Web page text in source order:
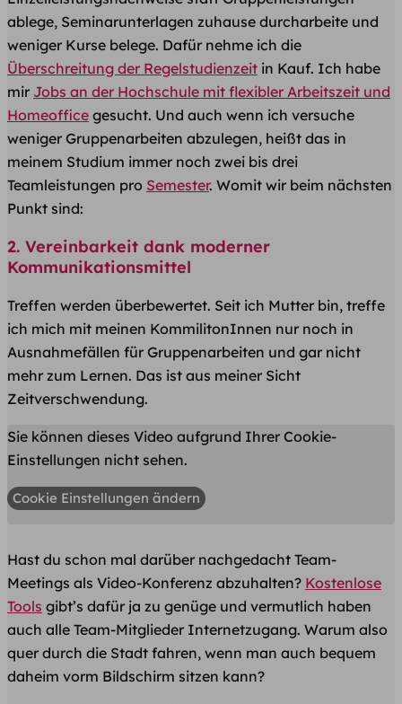
ablege, Seminarunterlagen zuhause durcharbeite und
weniger Kurse belege. Dafür nehme ich die
Überschreitung der Regelstudienzeit in Kauf. Ich habe
mir Jobs an der Hochschule mit flexibler Arbeitszeit und
Homeoffice gesucht. Und auch wenn ich versuche
weniger Gruppenarbeiten abzulegen, heißt das in
meinem Studium immer noch zwei bis drei
Teamleistungen pro Semester. Womit wir beim nächsten
Punkt sind:
2. Vereinbarkeit dank moderner
Kommunikationsmittel
Treffen werden überbewertet. Seit ich Mutter bin, treffe
ich mich mit meinen KommilitonInnen nur noch in
Ausnahmefällen für Gruppenarbeiten und gar nicht
mehr zum Lernen. Das ist aus meiner Sicht
Zeitverschwendung.
Sie können dieses Video aufgrund Ihrer Cookie-
Einstellungen nicht sehen.
Cookie Einstellungen ändern
Hast du schon mal darüber nachgedacht Team-
Meetings als Video-Konferenz abzuhalten? K ost enlose
Tools gibt’s dafür ja zu genüge und vermutlich haben
auch alle Team-Mitglieder Internetzugang. Warum also
quer durch die Stadt fahren, wenn man auch bequem
daheim vorm Bildschirm sitzen kann?